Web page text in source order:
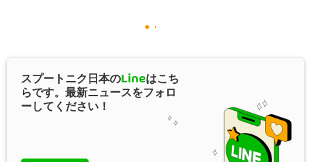
スプートニク日本のLineはこち
らです。最新ニュースをフォロ
ーしてください！